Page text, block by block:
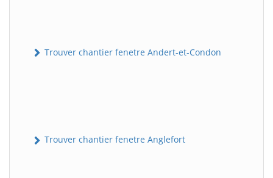
Trouver chantier fenetre Andert-et-Condon
Trouver chantier fenetre Anglefort